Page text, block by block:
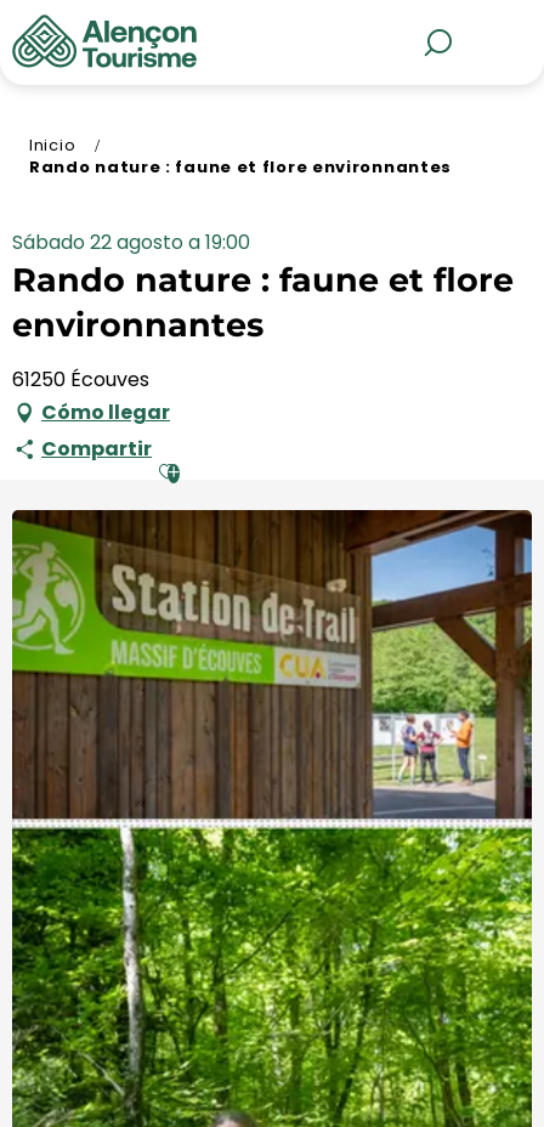
Aller
au
contenu
Inicio
Rando nature : faune et flore environnantes
Sábado 22 agosto a 19:00
Rando nature : faune et flore
environnantes
61250 Écouves
Cómo llegar
Compartir Ajouter aux favoris